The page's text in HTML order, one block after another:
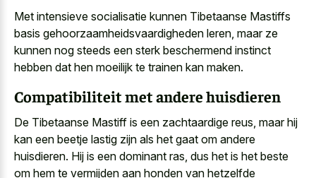
Met intensieve socialisatie kunnen Tibetaanse Mastiffs
basis gehoorzaamheidsvaardigheden leren, maar ze
kunnen nog steeds een sterk beschermend instinct
hebben dat hen moeilijk te trainen kan maken.
Compatibiliteit met andere huisdieren
De Tibetaanse Mastiff is een zachtaardige reus, maar hij
kan een beetje lastig zijn als het gaat om andere
huisdieren. Hij is een dominant ras, dus het is het beste
om hem te vermijden aan honden van hetzelfde